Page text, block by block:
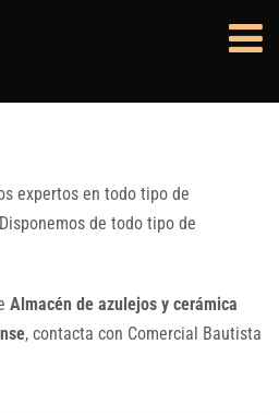
expertos en todo tipo de
de todo tipo de
Almacén de azulejos y cerámica
, contacta con Comercial Bautista